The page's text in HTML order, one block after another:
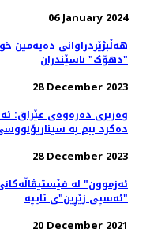
06 January 2024
هه‌ڵبژێردراوانی دەیەمین
"دهۆک" ناسێندران
28 December 2023
وەزیری دەرەوەی عێراق:
دەکرد ببم بە
28 December 2023
"ئەسپی زێڕین"ی تایپە
20 December 2021